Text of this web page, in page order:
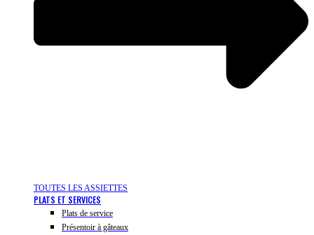
TOUTES LES ASSIETTES
PLATS ET SERVICES
Plats de service
Présentoir à gâteaux